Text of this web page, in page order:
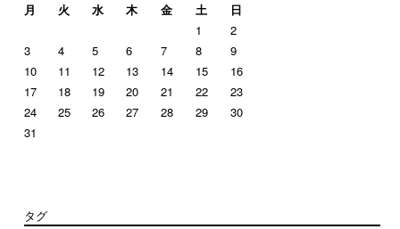
月
火 水 木 金 土
日
1
2
3
4 5 6 7 8
9
10
11 12 13 14 15
16
17
18 19 20 21 22
23
24
25 26 27 28 29
30
31
タグ